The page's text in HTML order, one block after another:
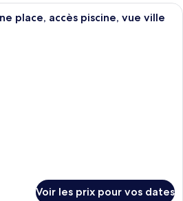
Une chambre d’hôtel avec deux
place, accès piscine, vue ville
Voir les prix pour vos dates